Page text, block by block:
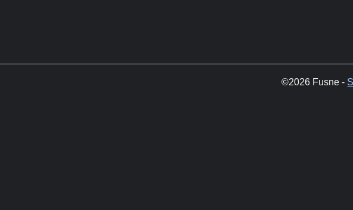
©2026 Fusne -